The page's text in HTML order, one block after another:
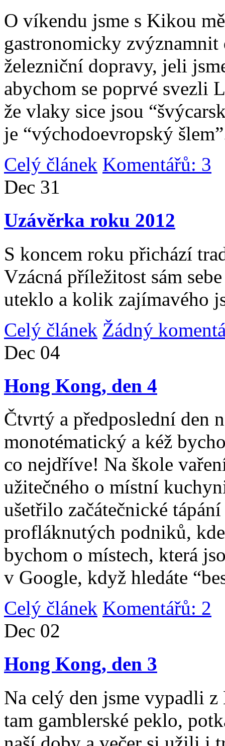
O víkendu jsme s Kikou
gastronomicky
železniční dopravy, jeli
abychom se poprvé svezli
že vlaky sice jsou
je “východoevropský
Celý článek Komentářů: 3
Dec 31
Uzávěrka roku 2012
S koncem roku přichází
Vzácná příležitost sám
uteklo a kolik zajímavého
Celý článek Žádný
Dec 04
Hong Kong, den 4
Čtvrtý a předposlední den
monotématický a kéž
co nejdříve! Na škole
užitečného o místní
ušetřilo začátečnické
profláknutých podniků,
bychom o místech, která
v Google, když hledáte
Celý článek Komentářů: 2
Dec 02
Hong Kong, den 3
Na celý den jsme vypadli
tam gamblerské peklo,